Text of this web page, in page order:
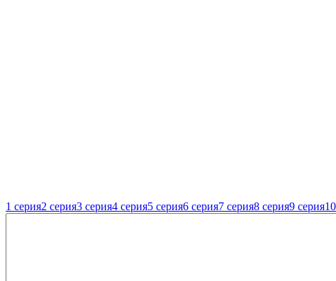
1 серия2 серия3 серия4 серия5 серия6 серия7 серия8 серия9 серия